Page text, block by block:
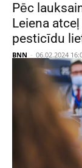
Pēc
Leiena
pesticīdu
BNN - 06.02.2024